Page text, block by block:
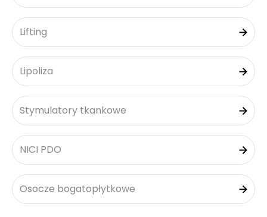
Lifting
Lipoliza
Stymulatory tkankowe
NICI PDO
Osocze bogatopłytkowe